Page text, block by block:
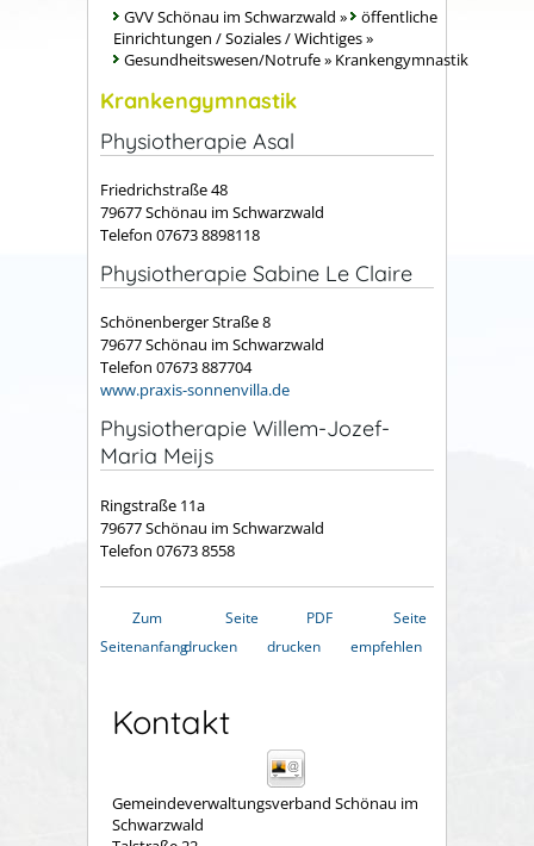
GVV Schönau im Schwarzwald »
öffentliche
Einrichtungen / Soziales / Wichtiges»
Gesundheitswesen/Notrufe» Krankengymnastik
Krankengymnastik
Physiotherapie Asal
Friedrichstraße 48
79677 Schönau im Schwarzwald
Telefon 07673 8898118
Physiotherapie Sabine Le Claire
Schönenberger Straße 8
79677 Schönau im Schwarzwald
Telefon 07673 887704
www.praxis-sonnenvilla.de
Physiotherapie Willem-Jozef-
Maria Meijs
Ringstraße 11a
79677 Schönau im Schwarzwald
Telefon 07673 8558
Zum
Seitenanfang
Seite
drucken
PDF
drucken
Seite
empfehlen
Kontakt
Gemeindeverwaltungsverband Schönau im
Schwarzwald